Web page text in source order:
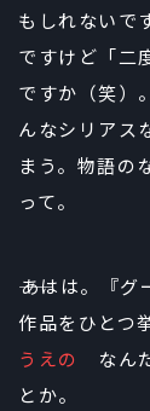
もしれないで
ですけど「二
ですか（笑）
んなシリアス
まう。物語の
って。
――あはは。『
作品をひとつ
うえの
なん
とか。